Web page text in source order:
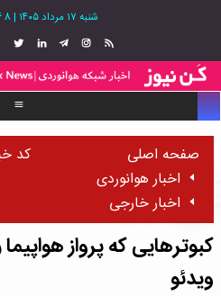
شنبه ۱۷ مرداد ۱۴۰۵ |
8 August 2026
صفحه اصلی
اخبار هوانوردی
اخبار خارجی
کد خبر:
کبوترهایی که پرواز هواپیما
ویدئو